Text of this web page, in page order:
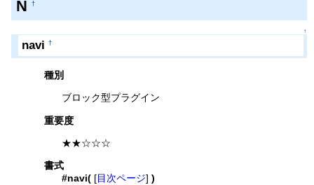
N †
↑
navi†
種別
ブロック型プラグイン
重要度
★★☆☆☆
書式
#navi( [目次ページ])